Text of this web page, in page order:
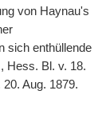
von Haynau's
sich enthüllende
Hess. Bl. v. 18.
Aug. 1879.